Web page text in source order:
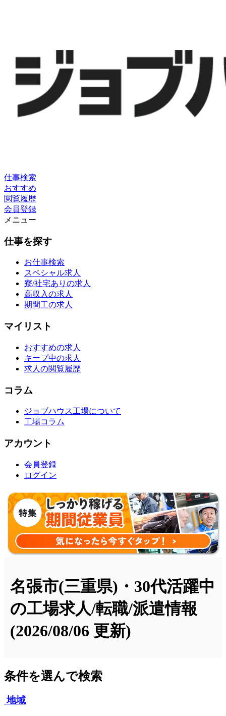
仕事検索
おすすめ
閲覧履歴
会員登録
メニュー
仕事を探す
お仕事検索
スペシャル求人
寮/社宅ありの求人
高収入の求人
期間工の求人
マイリスト
おすすめの求人
キープ中の求人
求人の閲覧履歴
コラム
ジョブハウス工場について
工場コラム
アカウント
会員登録
ログイン
名張市(三重県)・30代活躍中
の工場求人/転職/派遣情報
(2026/08/06 更新)
条件を選んで検索
地域